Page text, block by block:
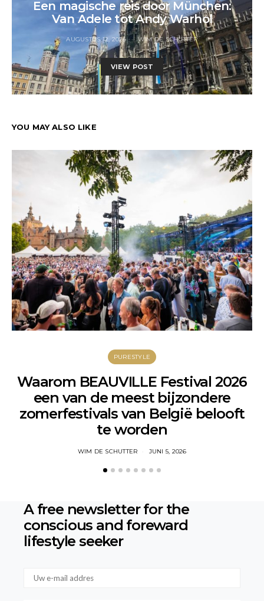
Een magische reis door München:
Van Adele tot Andy Warhol
AUGUSTUS 12, 2024 WIM DE SCHUTTER
VIEW POST
YOU MAY ALSO LIKE
PURESTYLE
Waarom BEAUVILLE Festival 2026
een van de meest bijzondere
zomerfestivals van België belooft
te worden
WIM DE SCHUTTER JUNI 5, 2026
A free newsletter for the
conscious and foreward
lifestyle seeker